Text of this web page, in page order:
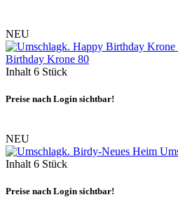
NEU
Birthday Krone 80
Inhalt 6 Stück
Preise nach Login sichtbar!
NEU
Inhalt 6 Stück
Preise nach Login sichtbar!